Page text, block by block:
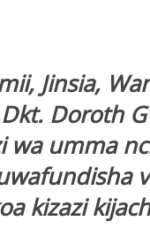
Jinsia,
Doroth
wa umma
kizazi